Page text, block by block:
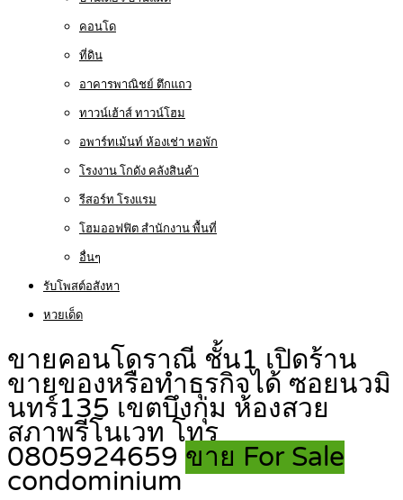
คอนโด
ที่ดิน
อาคารพาณิชย์ ตึกแถว
ทาวน์เฮ้าส์ ทาวน์โฮม
อพาร์ทเม้นท์ ห้องเช่า หอพัก
โรงงาน โกดัง คลังสินค้า
รีสอร์ท โรงแรม
โฮมออฟฟิต สำนักงาน พื้นที่
อื่นๆ
รับโพสต์อสังหา
หวยเด็ด
ขายคอนโดราณี ชั้น1 เปิดร้าน
ขายของหรือทำธุรกิจได้ ซอยนวมิ
นทร์135 เขตบึงกุ่ม ห้องสวย
สภาพรีโนเวท โทร
0805924659 ขาย For Sale
condominium